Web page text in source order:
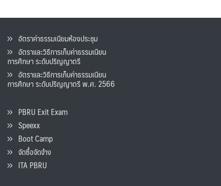
อัตราค่าธรรมเนียมห้องประชุม
อัตราและวิธีการเก็บค่าธรรมเนียน
การศึกษา ระดับปริญญาตรี
อัตราและวิธีการเก็บค่าธรรมเนียน
การศึกษา ระดับปริญญาตรี พ.ศ. 2566
PBRU Exit Exam
Speexx
Boot Camp
จัดซื้อจัดจ้าง
ITA PBRU